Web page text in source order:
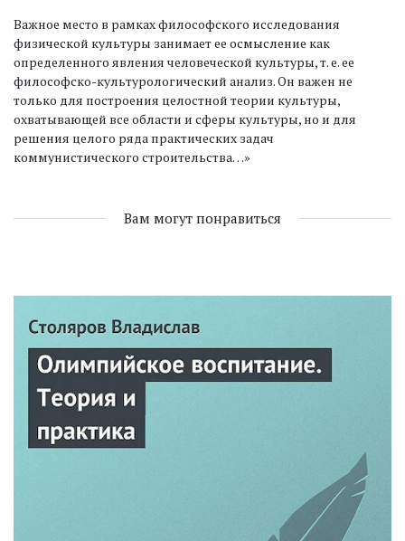
Важное место в рамках философского исследования
физической культуры занимает ее осмысление как
определенного явления человеческой культуры, т. е. ее
философско-культурологический анализ. Он важен не
только для построения целостной теории культуры,
охватывающей все области и сферы культуры, но и для
решения целого ряда практических задач
коммунистического строительства…»
Вам могут понравиться